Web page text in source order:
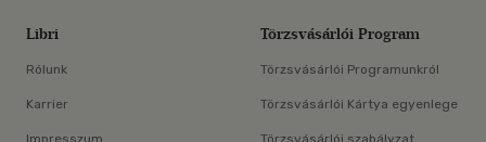
Libri
Rólunk
Karrier
Impresszum
Törzsvásárlói Program
Törzsvásárlói Programunkról
Törzsvásárlói Kártya egyenlege
Törzsvásárlói szabályzat